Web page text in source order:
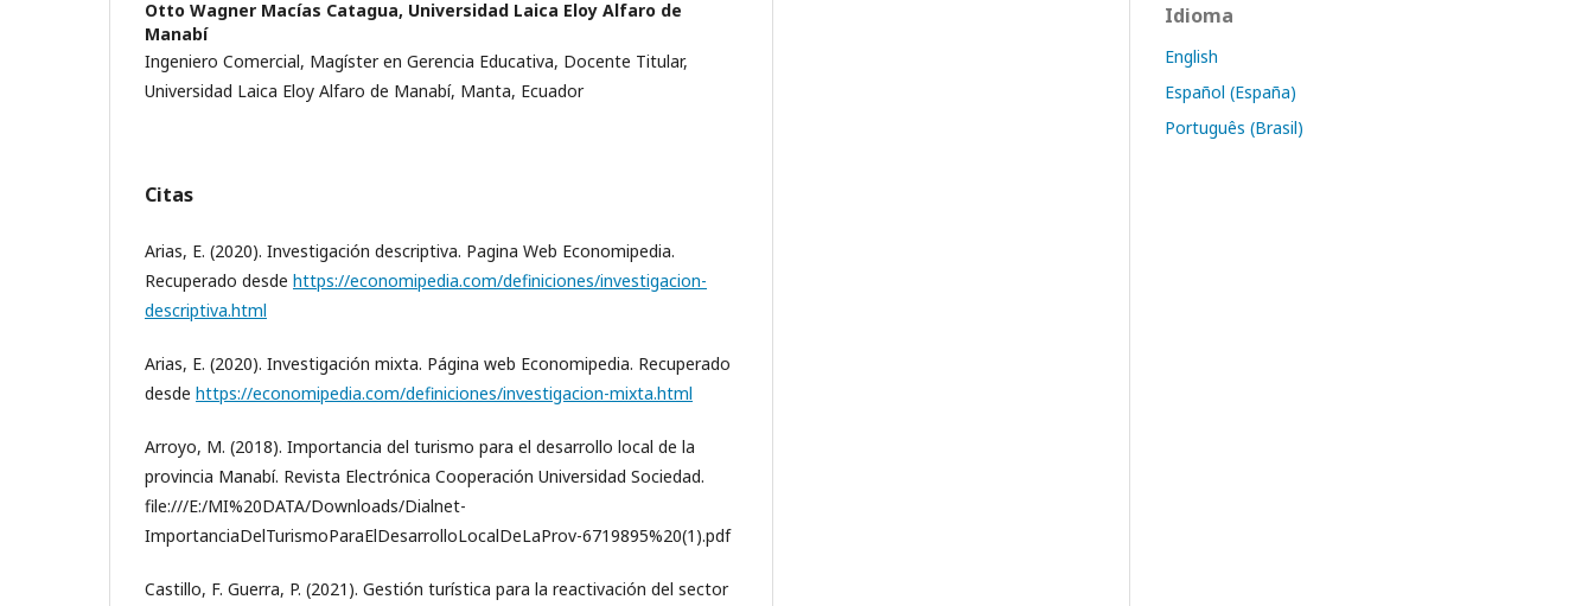
Otto Wagner Macías Catagua, Universidad Laica Eloy Alfaro de
Manabí
Ingeniero Comercial, Magíster en Gerencia Educativa, Docente Titular,
Universidad Laica Eloy Alfaro de Manabí, Manta, Ecuador
Citas
Arias, E. (2020). Investigación descriptiva. Pagina Web Economipedia.
Recuperado desde https://economipedia.com/definiciones/investigacion-
descriptiva.html
Arias, E. (2020). Investigación mixta. Página web Economipedia. Recuperado
desde https://economipedia.com/definiciones/investigacion-mixta.html
Arroyo, M. (2018). Importancia del turismo para el desarrollo local de la
provincia Manabí. Revista Electrónica Cooperación Universidad Sociedad.
file:///E:/MI%20DATA/Downloads/Dialnet-
ImportanciaDelTurismoParaElDesarrolloLocalDeLaProv-6719895%20(1).pdf
Castillo, F. Guerra, P. (2021). Gestión turística para la reactivación del sector
Idioma
English
Español (España)
Português (Brasil)